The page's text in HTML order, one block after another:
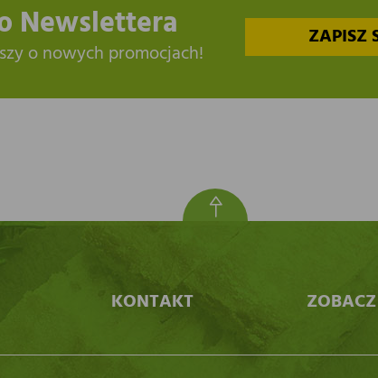
Newslettera
o nowych promocjach!
ZAPISZ
KONTAKT